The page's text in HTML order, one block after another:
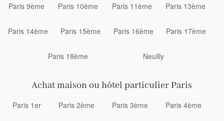
Paris 9ème Paris 10ème Paris 11ème Paris 13ème
Paris 14ème Paris 15ème Paris 16ème Paris 17ème
Paris 18ème Neuilly
Achat maison ou hôtel particulier Paris
Paris 1er Paris 2ème Paris 3ème Paris 4ème